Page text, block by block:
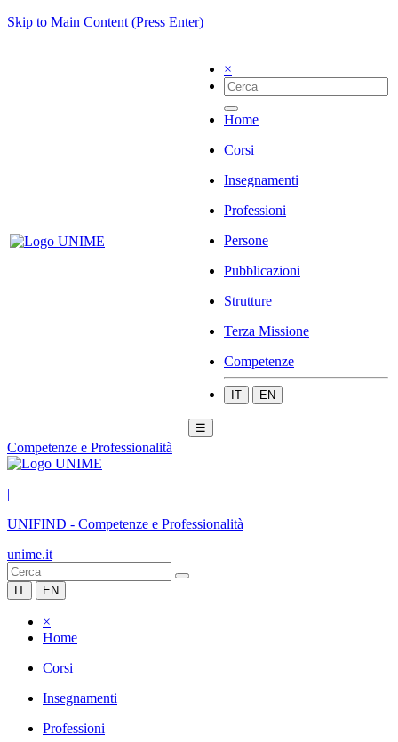
Skip to Main Content (Press Enter)
×
Home
Corsi
Insegnamenti
Professioni
Persone
Pubblicazioni
Strutture
Terza Missione
Competenze
IT EN
☰
Competenze e Professionalità
|
UNIFIND - Competenze e Professionalità
unime.it
IT EN
×
Home
Corsi
Insegnamenti
Professioni